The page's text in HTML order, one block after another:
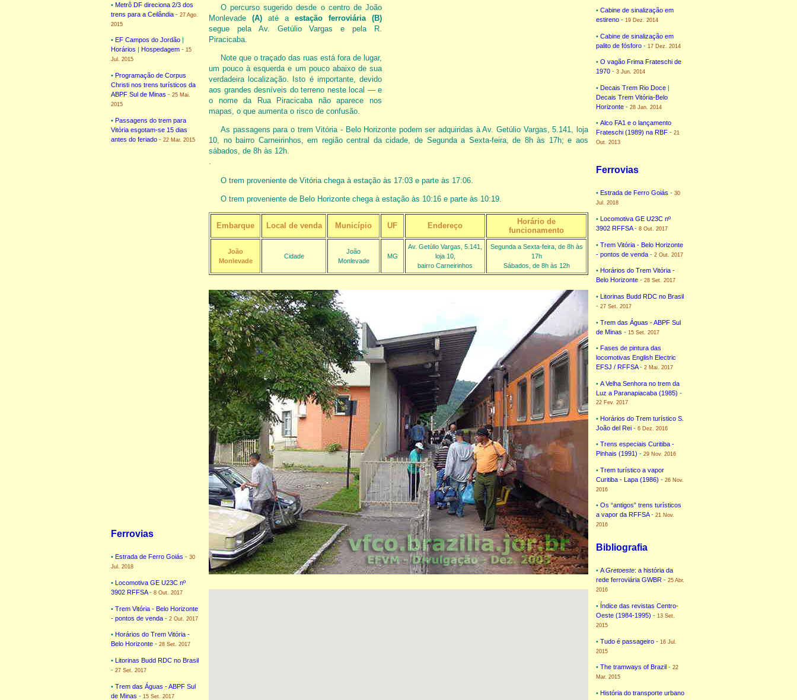
• Metrô DF direciona 2/3 dos
trens para a Ceilândia - 27 Ago.
2015
• EF Campos do Jordão
Horários
Hospedagem - 15
Jul. 2015
• Programação de Corpus
Christi nos trens turísticos da
ABPF Sul de Minas - 25 Mai.
2015
• Passagens do trem para
Vitória esgotam-se 15 dias
antes do feriado - 22 Mar. 2015
Ferrovias
• Estrada de Ferro Goiás - 30
Jul. 2018
• Locomotiva GE U23C nº
3902 RFFSA- 8 Out. 2017
• Trem Vitória - Belo Horizonte
- pontos de venda - 2 Out. 2017
• Horários do Trem Vitória -
Belo Horizonte - 28 Set. 2017
• Litorinas Budd RDC no Brasil
- 27 Set. 2017
• Trem das Águas - ABPF Sul
de Minas - 15 Set. 2017
O percurso sugerido desde o centro de João
Monlevade (A) até a estação ferroviária
(B)
segue pela Av. Getúlio Vargas e pela R.
Piracicaba.
Note que o traçado das ruas está fora de lugar,
um pouco à esquerda e um pouco abaixo de sua
verdadeira localização. Isto é importante, devido
aos grandes desníveis do terreno neste local — e
o nome da Rua Piracicaba não aparece nos
mapas, o que aumenta o risco de confusão.
As passagens para o trem Vitória - Belo Horizonte podem ser adquiridas à Av. Getúlio Vargas, 5.141, loja
10, no bairro Carneirinhos, em região central da cidade, de Segunda a Sexta-feira, de 8h às 17h; e aos
sábados, de 8h às 12h.
.
O trem proveniente de Vitória chega à estação às 17:03 e parte às 17:06.
O trem proveniente de Belo Horizonte chega à estação às 10:16 e parte às 10:19.
Embarque Local de venda Município UF Endereço
Horário de
funcionamento
João
Monlevade
Cidade
João
Monlevade
MG
Av. Getúlio Vargas, 5.141,
loja 10,
bairro Carneirinhos
Segunda a Sexta-feira, de 8h às
17h
Sábados, de 8h às 12h
• Cabine de sinalização em
estireno - 19 Dez. 2014
• Cabine de sinalização em
palito de fósforo - 17 Dez. 2014
• O vagão Frima Frateschi de
1970 - 3 Jun. 2014
• Decais Trem Rio Doce |
Decais Trem Vitória-Belo
Horizonte - 28 Jan. 2014
• Alco FA1 e o lançamento
Frateschi (1989) na RBF - 21
Out. 2013
Ferrovias
• Estrada de Ferro Goiás - 30
Jul. 2018
• Locomotiva GE U23C nº
3902 RFFSA- 8 Out. 2017
• Trem Vitória - Belo Horizonte
- pontos de venda - 2 Out. 2017
• Horários do Trem Vitória -
Belo Horizonte - 28 Set. 2017
• Litorinas Budd RDC no Brasil
- 27 Set. 2017
• Trem das Águas - ABPF Sul
de Minas - 15 Set. 2017
• Fases de pintura das
locomotivas English Electric
EFSJ / RFFSA- 2 Mai. 2017
• A Velha Senhora no trem da
Luz a Paranapiacaba (1985) -
22 Fev. 2017
• Horários do Trem turístico S.
João del Rei - 6 Dez. 2016
• Trens especiais Curitiba -
Pinhais (1991) - 29 Nov. 2016
• Trem turístico a vapor
Curitiba - Lapa (1986) - 26 Nov.
2016
• Os “antigos” trens turísticos
a vapor da RFFSA- 21 Nov.
2016
Bibliografia
• AGretoeste: a história da
rede ferroviária GWBR - 25 Abr.
2016
• Índice das revistas Centro-
Oeste (1984-1995) - 13 Set.
2015
• Tudo é passageiro - 16 Jul.
2015
• The tramways of Brazil - 22
Mar. 2015
• História do transporte urbano